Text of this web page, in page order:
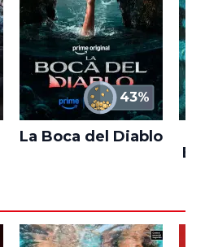
43%
La Boca del Diablo